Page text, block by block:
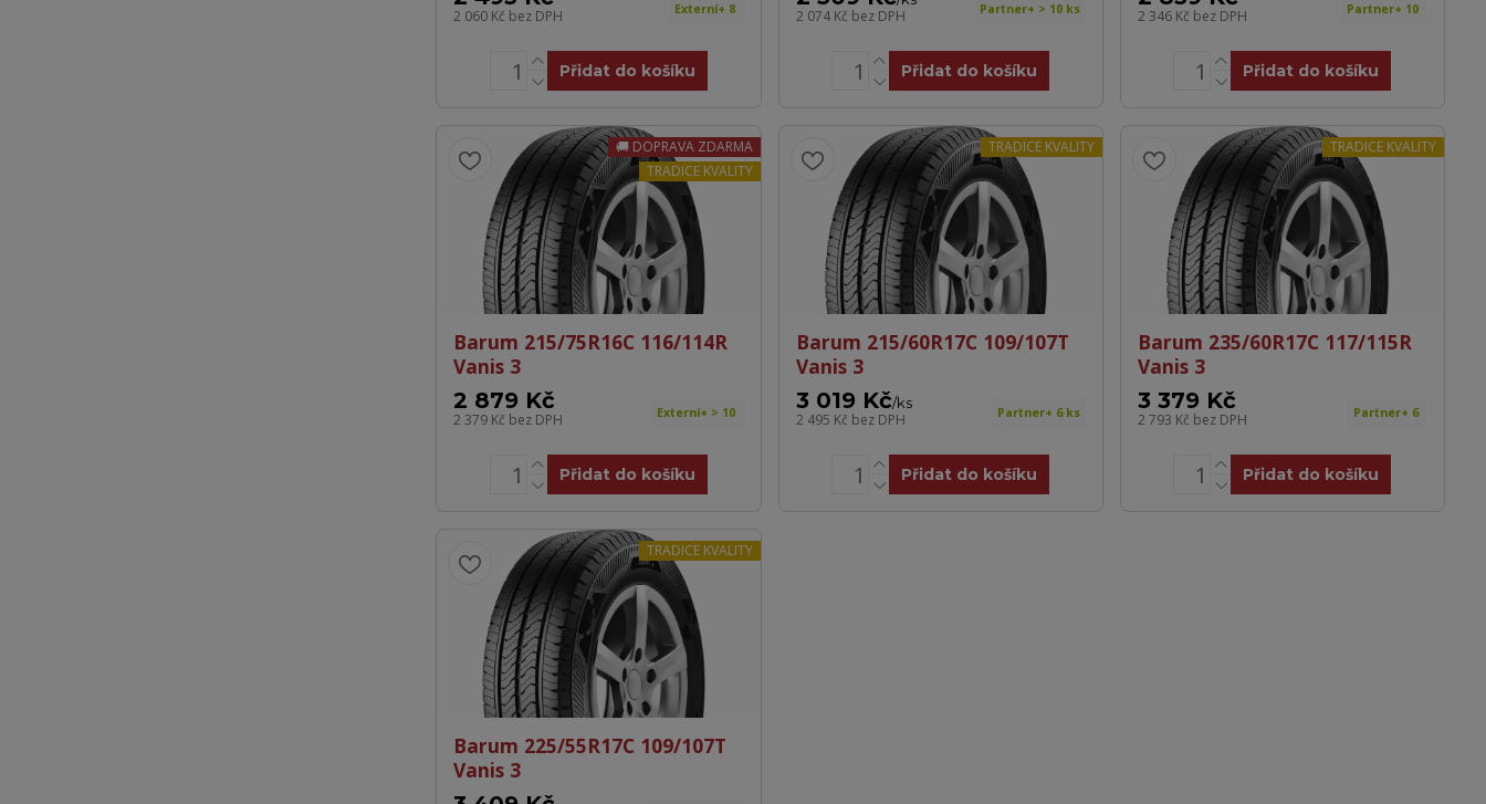
2 060 Kč bez DPH Externí+ 8
Přidat do košíku
2 074 Kč bez DPH Partner+ > 10 ks
Přidat do košíku
2 346 Kč bez DPH Partner+ 10
Přidat do košíku
DOPRAVA ZDARMA
TRADICE KVALITY
Barum 215/75R16C 116/114R
Vanis 3
2 879 Kč
2 379 Kč bez DPH Externí+ > 10
Přidat do košíku
TRADICE KVALITY
Barum 215/60R17C 109/107T
Vanis 3
3 019 Kč/ks
2 495 Kč bez DPH Partner+ 6 ks
Přidat do košíku
TRADICE KVALITY
Barum 235/60R17C 117/115R
Vanis 3
3 379 Kč
2 793 Kč bez DPH Partner+ 6
Přidat do košíku
TRADICE KVALITY
Barum 225/55R17C 109/107T
Vanis 3